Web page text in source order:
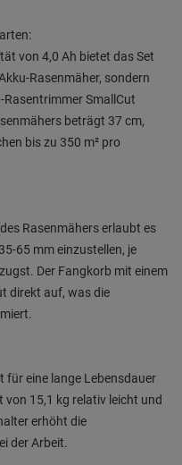
von 4,0 Ah bietet das Set
Rasenmäher, sondern
SmallCut
beträgt 37 cm,
bis zu 350 m² pro
Rasenmähers erlaubt es
65 mm einzustellen, je
Der Fangkorb mit einem
direkt auf, was die
eine lange Lebensdauer
von 15,1 kg relativ leicht und
erhöht die
der Arbeit.